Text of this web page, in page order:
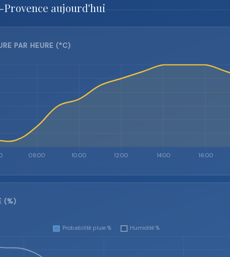
aujourd'hui
PAR HEURE (°C)
(%)